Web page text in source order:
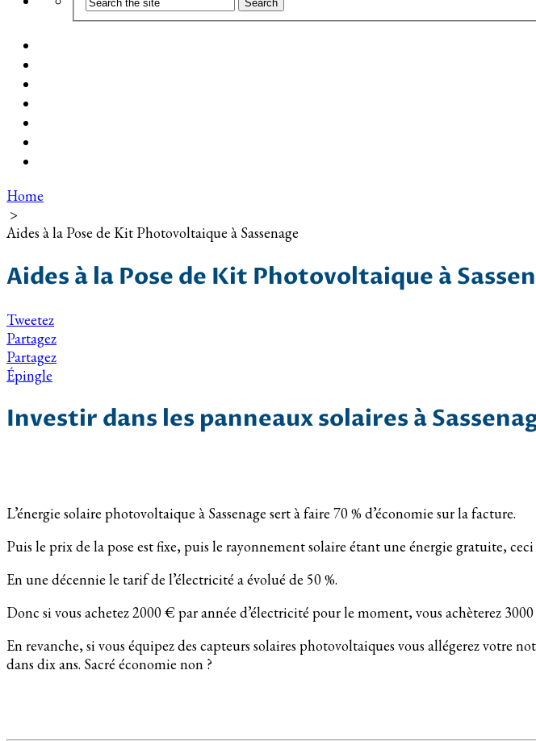
Home
>
Aides à la Pose de Kit Photovoltaique à Sassenage
Aides à la Pose de Kit Photovoltaique à
Tweetez
Partagez
Partagez
Épingle
Investir dans les panneaux solaires à
L’énergie solaire photovoltaique à Sassenage sert à faire 70 % d’économie sur la facture.
Puis le prix de la pose est fixe, puis le rayonnement solaire étant une énergie gratuite,
En une décennie le tarif de l’électricité a évolué de 50 %.
Donc si vous achetez 2000 € par année d’électricité pour le moment, vous achèterez 3000
En revanche, si vous équipez des capteurs solaires photovoltaiques vous allégerez votre
dans dix ans. Sacré économie non ?